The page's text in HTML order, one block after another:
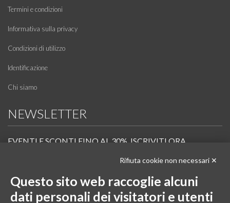
Termini e condizioni
Informativa sulla privacy
Condizioni di utilizzo
Identificazione
Chi siamo
NEWSLETTER
EVENTI E SCONTI FINO AL 30%. ISCRIVITI ORA.
Scopri in anteprima i nuovi prodotti, le promozioni riservate ai professionisti e resta
Iscrivi alla Newsletter
Rifiuta cookie non necessari ✕
Questo sito web raccoglie alcuni
dati personali dei visitatori e utenti